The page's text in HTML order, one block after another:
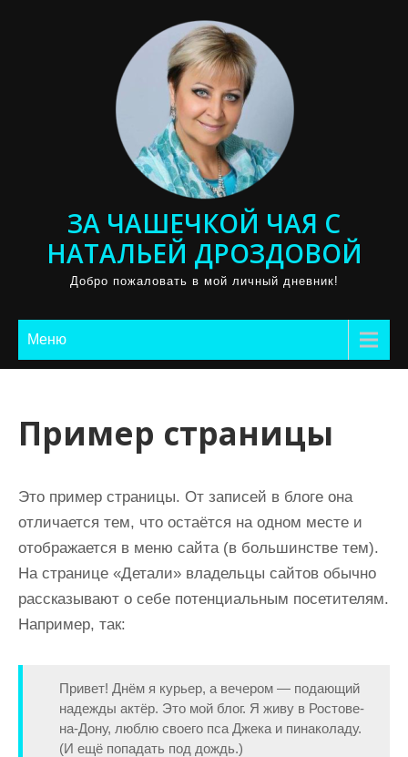
ЗА ЧАШЕЧКОЙ ЧАЯ С
НАТАЛЬЕЙ ДРОЗДОВОЙ
Добро пожаловать в мой личный дневник!
Меню
Пример страницы
Это пример страницы. От записей в блоге она
отличается тем, что остаётся на одном месте и
отображается в меню сайта (в большинстве тем).
На странице «Детали» владельцы сайтов обычно
рассказывают о себе потенциальным посетителям.
Например, так:
Привет! Днём я курьер, а вечером — подающий
надежды актёр. Это мой блог. Я живу в Ростове-
на-Дону, люблю своего пса Джека и пинаколаду.
(И ещё попадать под дождь.)